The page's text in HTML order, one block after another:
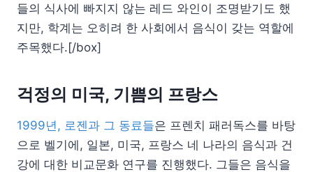
들의 식사에 빠지지 않는 레드 와인이 조명받기도 했
지만, 학계는 오히려 한 사회에서 음식이 갖는 역할에
주목했다.[/box]
걱정의 미국, 기쁨의 프랑스
1999년, 로젠과 그 동료들은 프렌치 패러독스를 바탕
으로 벨기에, 일본, 미국, 프랑스 네 나라의 음식과 건
강에 대한 비교문화 연구를 진행했다. 그들은 음식을